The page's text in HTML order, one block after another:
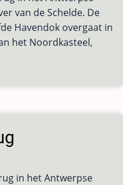
van de Schelde. De
Havendok overgaat in
het Noordkasteel,
in het Antwerpse